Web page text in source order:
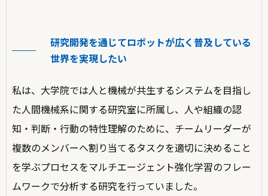
研究開発を通じてロボットが広く普及している
世界を実現したい
私は、大学院では人と機械が共生するシステムを目指し
た人間機械系に関する研究室に所属し、人や組織の認
知・判断・行動の特性理解のために、チームリーダーが
複数のメンバーへ割り当てるタスクを適切に決めること
を学ぶプロセスをマルチエージェント強化学習のフレー
ムワークで分析する研究を行っていました。